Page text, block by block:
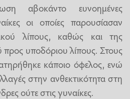
αβοκάντο ευνοημένες
οι οποίες παρουσίασαν
λίπους, καθώς και της
υποδόριου λίπους. Στους
κάποιο όφελος, ενώ
στην ανθεκτικότητα στη
ούτε στις γυναίκες.